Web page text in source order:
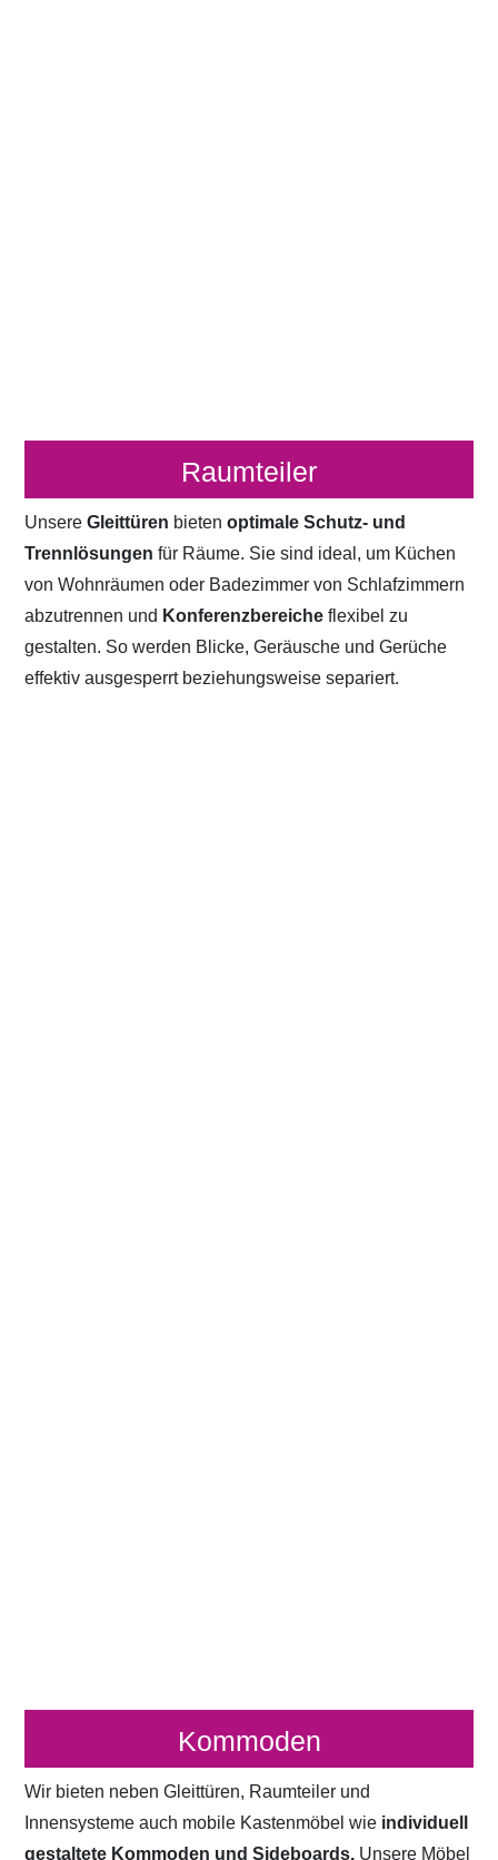
Raumteiler
UnsereGleittüren bietenoptimale Schutz- und
Trennlösungen für Räume. Sie sind ideal, um Küchen
von Wohnräumen oder Badezimmer von Schlafzimmern
abzutrennen und Konferenzbereicheflexibel zu
gestalten. So werden Blicke, Geräusche und Gerüche
effektiv ausgesperrt beziehungsweise separiert.
Kommoden
Wir bieten neben Gleittüren, Raumteiler und
Innensysteme auch mobile Kastenmöbel wie individuell
gestaltete Kommoden und Sideboards. Unsere Möbel